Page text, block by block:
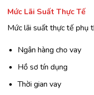
Mức Lãi Suất Thực Tế
Mức lãi suất thực tế phụ
Ngân hàng cho vay
Hồ sơ tín dụng
Thời gian vay